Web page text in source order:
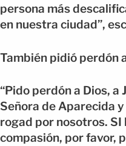
persona más
en nuestra ciudad”,
También pidió perdón
“Pido perdón a Dios, a
Señora de Aparecida
rogad por nosotros. SI
compasión, por favor,